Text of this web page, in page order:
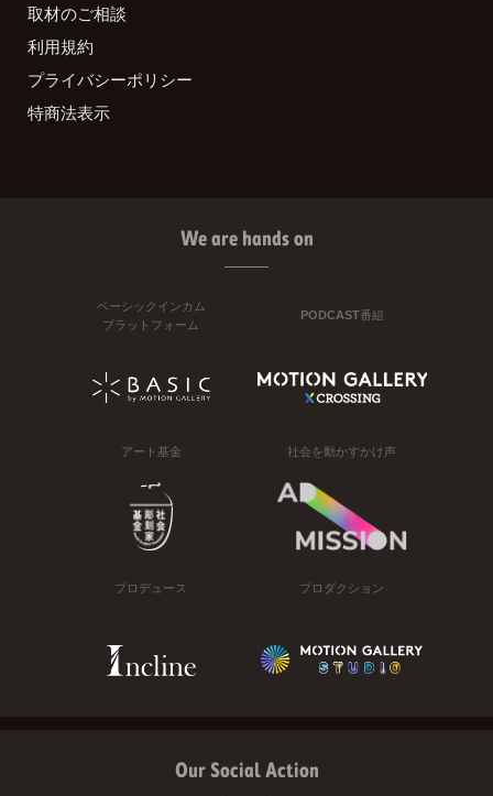
取材のご相談
利用規約
プライバシーポリシー
特商法表示
We are hands on
ベーシックインカム
プラットフォーム
PODCAST番組
アート基金 社会を動かすかけ声
プロデュース プロダクション
Our Social Action